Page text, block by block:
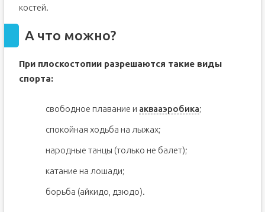
костей.
А что можно?
При плоскостопии разрешаются такие виды
спорта:
свободное плавание и аквааэробика;
спокойная ходьба на лыжах;
народные танцы (только не балет);
катание на лошади;
борьба (айкидо, дзюдо).